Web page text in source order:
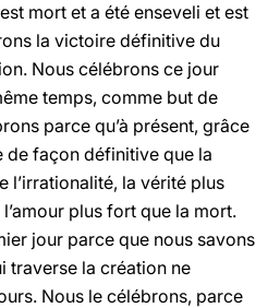
mort et a été enseveli et est
la victoire définitive du
Nous célébrons ce jour
temps, comme but de
parce qu’à présent, grâce
de façon définitive que la
l’irrationalité, la vérité plus
plus fort que la mort.
jour parce que nous savons
traverse la création ne
Nous le célébrons, parce